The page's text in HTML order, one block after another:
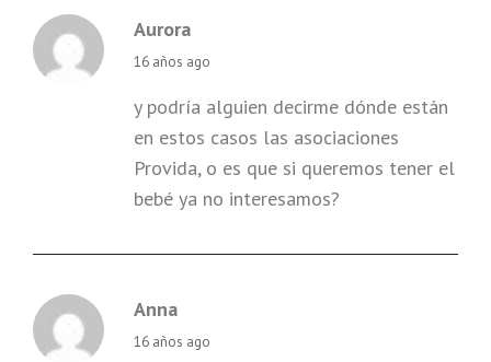
Aurora
says:
16 años ago
y podría alguien decirme dónde están
en estos casos las asociaciones
Provida, o es que si queremos tener el
bebé ya no interesamos?
Anna
says:
16 años ago